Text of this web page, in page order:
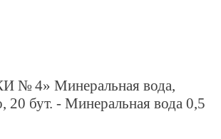
№ 4» Минеральная вода,
20 бут. - Минеральная вода 0,5